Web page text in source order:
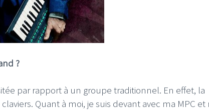
?
par rapport à un groupe traditionnel. En effet, la
Quant à moi, je suis devant avec ma MPC et